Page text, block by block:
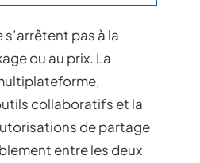
pas à la
ou au prix. La
collaboratifs et la
de partage
entre les deux